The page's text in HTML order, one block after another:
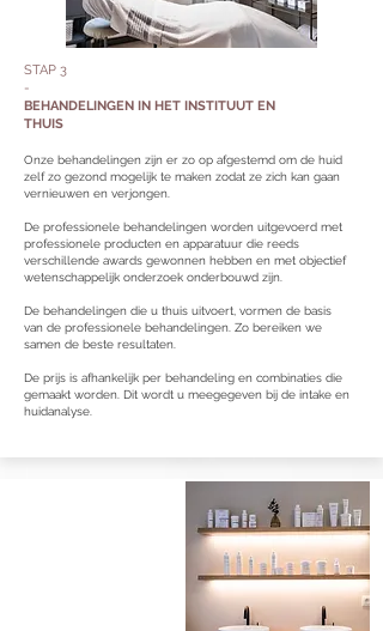
Onze behandelingen zijn er zo op afgestemd om de huid
zelf zo gezond mogelijk te maken zodat ze zich kan gaan
vernieuwen en verjongen.
De professionele behandelingen worden uitgevoerd met
professionele producten en apparatuur die reeds
verschillende awards gewonnen hebben en met objectief
wetenschappelijk onderzoek onderbouwd zijn.
De behandelingen die u thuis uitvoert, vormen de basis
van de professionele behandelingen. Zo bereiken we
samen de beste resultaten.
De prijs is afhankelijk per behandeling en combinaties die
gemaakt worden. Dit wordt u meegegeven bij de intake en
huidanalyse.
STAP 3
-
BEHANDELINGEN IN HET INSTITUUT EN
THUIS